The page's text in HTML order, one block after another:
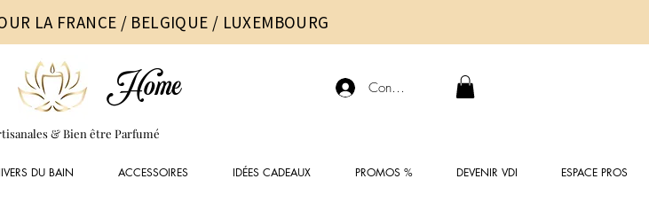
LA FRANCE / BELGIQUE / LUXEMBOURG
Home Connexion
& Bien être Parfumé
DU BAIN ACCESSOIRES IDÉES CADEAUX PROMOS % DEVENIR VDI ESPACE PROS